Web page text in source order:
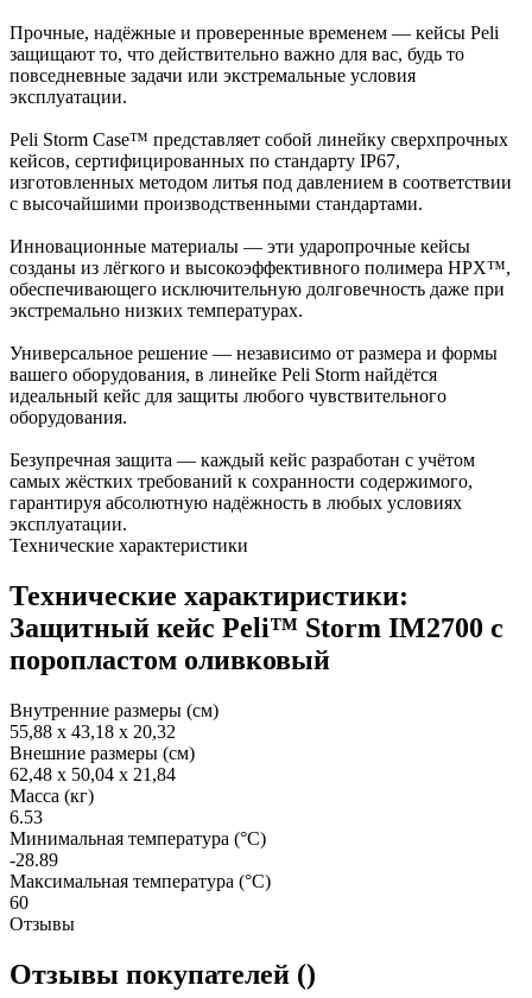
Прочные, надёжные и проверенные временем — кейсы Peli
защищают то, что действительно важно для вас, будь то
повседневные задачи или экстремальные условия
эксплуатации.
Peli Storm Case™ представляет собой линейку сверхпрочных
кейсов, сертифицированных по стандарту IP67,
изготовленных методом литья под давлением в соответствии
с высочайшими производственными стандартами.
Инновационные материалы — эти ударопрочные кейсы
созданы из лёгкого и высокоэффективного полимера HPX™,
обеспечивающего исключительную долговечность даже при
экстремально низких температурах.
Универсальное решение — независимо от размера и формы
вашего оборудования, в линейке Peli Storm найдётся
идеальный кейс для защиты любого чувствительного
оборудования.
Безупречная защита — каждый кейс разработан с учётом
самых жёстких требований к сохранности содержимого,
гарантируя абсолютную надёжность в любых условиях
эксплуатации.
Технические характеристики
Технические характиристики:
Защитный кейс Peli™ Storm IM2700 с
поропластом оливковый
Внутренние размеры (см)
55,88 x 43,18 x 20,32
Внешние размеры (см)
62,48 x 50,04 x 21,84
Масса (кг)
6.53
Минимальная температура (°C)
-28.89
Максимальная температура (°C)
60
Отзывы
Отзывы покупателей ()